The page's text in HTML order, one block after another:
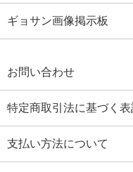
ギョサン画像掲示板
お問い合わせ
特定商取引法に基づく表
支払い方法について